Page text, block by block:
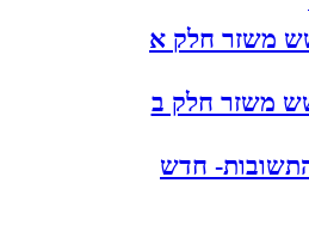
משזר חלק א
משזר חלק ב
חדש